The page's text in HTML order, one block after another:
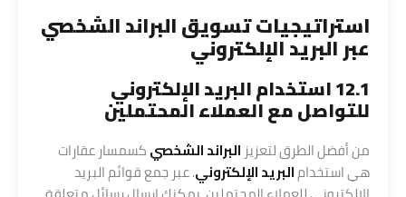
استراتيجيات تسويق البراند الشخصي
عبر البريد الإلكتروني
12.1 استخدام البريد الإلكتروني
للتواصل مع العملاء المحتملين
من أفضل الطرق لتعزيز البراند الشخصيكسمسار عقارات
هي استخدامالبريد الإلكتروني. عبر جمع قوائم البريد